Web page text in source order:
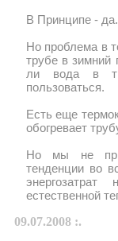
В Принципе - да.
Но проблема в
трубе в зимний
ли вода в
пользоваться.
Есть еще
обогревает
Но мы не
тенденции во
естественной
09.07.2008 :.